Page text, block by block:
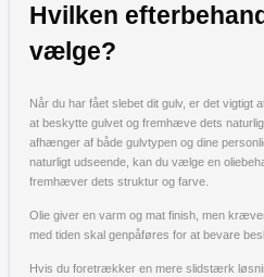
Hvilken
vælge?
Når du har fået slebet dit gulv, er det vigtigt
at beskytte gulvet og fremhæve dets
afhænger af både gulvtypen og dine
naturligt udseende, kan du vælge en
fremhæver dets struktur og farve.
Olie giver en varm og mat finish, men
med tiden skal genpåføres for at bevare
Hvis du foretrækker en mere slidstærk